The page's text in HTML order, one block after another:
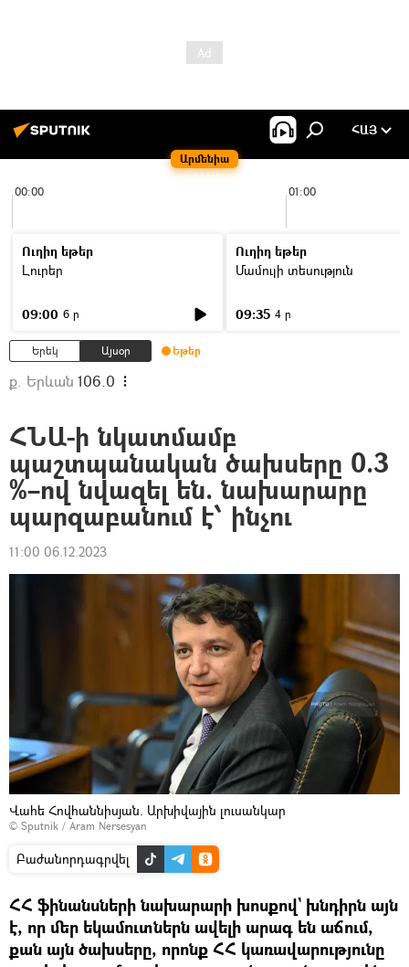
Արմենիա
ՀԱՅ
00:00 01:00
Ուղիղ եթեր
Լուրեր
09:00 6 ր
Ուղիղ եթեր
Մամուլի տեսություն
09:35 4 ր
Երեկ Այսօր Եթեր
ք. Երևան 106.0
ՀՆԱ-ի նկատմամբ
պաշտպանական ծախսերը 0.3
%–ով նվազել են. նախարարը
պարզաբանում է՝ ինչու
11:00 06.12.2023
Վահե Հովհաննիսյան. Արխիվային լուսանկար
© Sputnik / Aram Nersesyan
Բաժանորդագրվել
ՀՀ ֆինանսների նախարարի խոսքով` խնդիրն այն
է, որ մեր եկամուտներն ավելի արագ են աճում,
քան այն ծախսերը, որոնք ՀՀ կառավարությունը